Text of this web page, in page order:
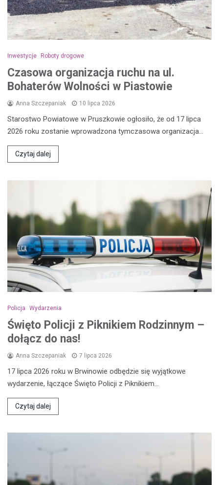
Inwestycje Roboty drogowe
Czasowa organizacja ruchu na ul.
Bohaterów Wolności w Piastowie
Anna Szczepaniak 10 lipca 2026
Starostwo Powiatowe w Pruszkowie ogłosiło, że od 17 lipca
2026 roku zostanie wprowadzona tymczasowa organizacja…
Czytaj dalej
Policja Wydarzenia
Święto Policji z Piknikiem Rodzinnym –
dołącz do nas!
Anna Szczepaniak 7 lipca 2026
17 lipca 2026 roku w Brwinowie odbędzie się wyjątkowe
wydarzenie, łączące Święto Policji z Piknikiem…
Czytaj dalej